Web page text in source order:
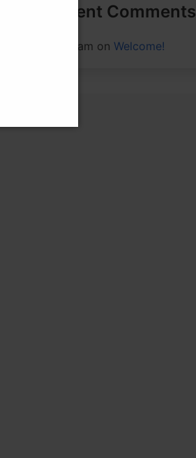
Recent Comments
Siam on Welcome!